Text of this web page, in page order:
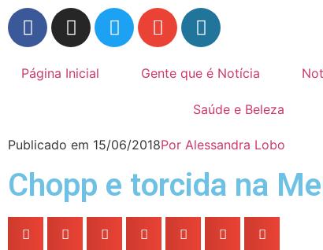
Página Inicial Gente que é Notícia
Saúde e Beleza
Publicado em 15/06/2018Por Alessandra Lobo
Chopp e torcida na